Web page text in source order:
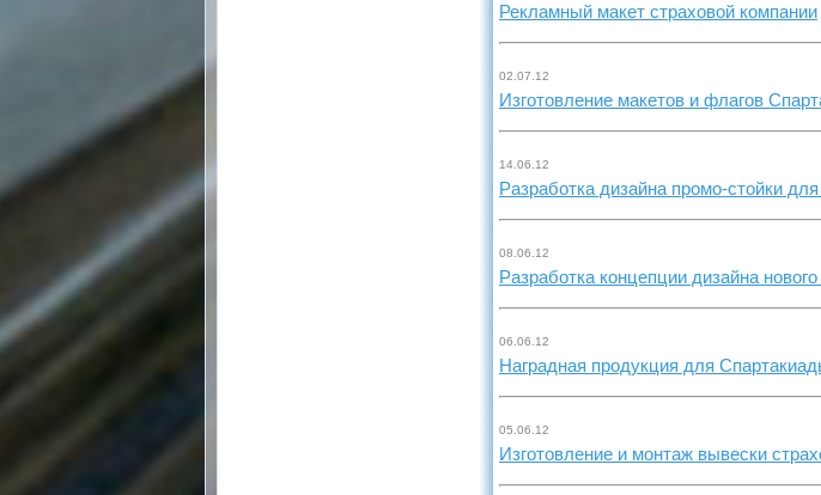
Рекламный макет страховой компании
02.07.12
Изготовление макетов и флагов
14.06.12
Разработка дизайна промо-стойки для
08.06.12
Разработка концепции дизайна
06.06.12
Наградная продукция для
05.06.12
Изготовление и монтаж вывески